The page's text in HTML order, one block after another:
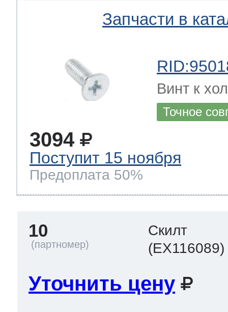
Запчасти в
Винт к
Точное
3094
Поступит 15 ноября
Предоплата 50%
10
Скилт
(EX116089)
Уточнить цену